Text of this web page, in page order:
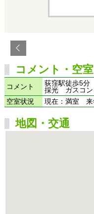
コメント・空室
コメント
荻窪駅徒歩5
採光 ガスコ
空室状況
現在：満室 来
地図・交通